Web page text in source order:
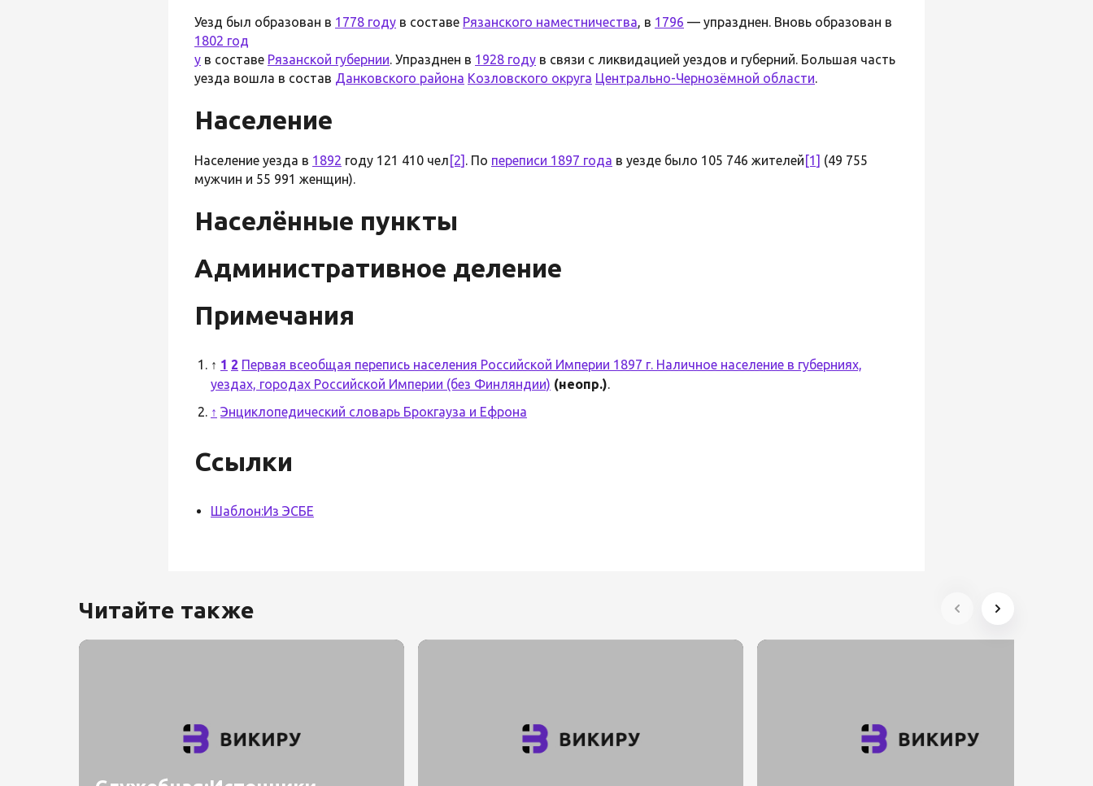
Уезд был образован в 1778 году в составе Рязанского наместничества, в 1796 — упразднен. Вновь образован в
1802 год
у в составе Рязанской губернии. Упразднен в 1928 году в связи с ликвидацией уездов и губерний. Большая часть
уезда вошла в состав Данковского района Козловского округа Центрально-Чернозёмной области.
Население
Население уезда в 1892 году 121 410 чел [2] . По переписи 1897 года в уезде было 105 746 жителей [1] (49 755
мужчин и 55 991 женщин).
Населённые пункты
Административное деление
Примечания
↑ 1 2 Первая всеобщая перепись населения Российской Империи 1897 г. Наличное население в губерниях,
уездах, городах Российской Империи (без Финляндии) (неопр.).
↑ Энциклопедический словарь Брокгауза и Ефрона
Ссылки
Шаблон:Из ЭСБЕ
Читайте также